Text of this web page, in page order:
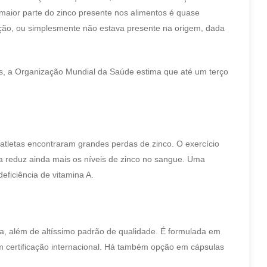
parte do zinco presente nos alimentos é quase
ou simplesmente não estava presente na origem, dada
a Organização Mundial da Saúde estima que até um terço
encontraram grandes perdas de zinco. O exercício
ainda mais os níveis de zinco no sangue. Uma
de vitamina A.
além de altíssimo padrão de qualidade. É formulada em
internacional. Há também opção em cápsulas